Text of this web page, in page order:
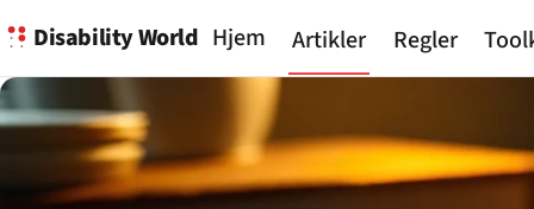
Disability World Hjem Artikler Regler